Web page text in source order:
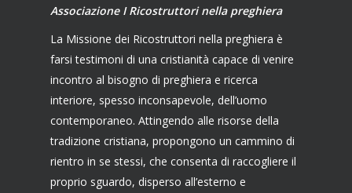
Associazione I Ricostruttori nella preghiera
La Missione dei Ricostruttori nella preghiera è
farsi testimoni di una cristianità capace di venire
incontro al bisogno di preghiera e ricerca
interiore, spesso inconsapevole, dell’uomo
contemporaneo. Attingendo alle risorse della
tradizione cristiana, propongono un cammino di
rientro in se stessi, che consenta di raccogliere il
proprio sguardo, disperso all’esterno e